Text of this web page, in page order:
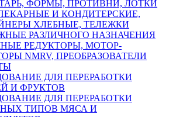
ФОРМЫ, ПРОТИВНИ, ЛОТКИ
И КОНДИТЕРСКИЕ,
ХЛЕБНЫЕ, ТЕЛЕЖКИ
РАЗЛИЧНОГО НАЗНАЧЕНИЯ
РЕДУКТОРЫ, МОТОР-
NMRV, ПРЕОБРАЗОВАТЕЛИ
ДЛЯ ПЕРЕРАБОТКИ
И ФРУКТОВ
ДЛЯ ПЕРЕРАБОТКИ
ТИПОВ МЯСА И